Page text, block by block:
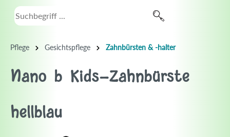
Pflege Gesichtspflege Zahnbürsten & -halter
Nano b Kids-Zahnbürste
hellblau